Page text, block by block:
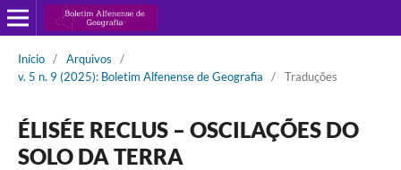
Início / Arquivos
/
v. 5 n. 9 (2025): Boletim Alfenense de Geografia
/ Traduções
ÉLISÉE RECLUS – OSCILAÇÕES DO
SOLO DA TERRA